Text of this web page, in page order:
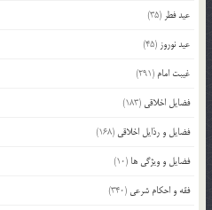
عید فطر (35)
عید نوروز (45)
غیبت امام (291)
فضایل اخلاقی (183)
فضایل و رذایل اخلاقی (168)
فضایل و ویژگی ها (10)
فقه و احکام شرعی (340)